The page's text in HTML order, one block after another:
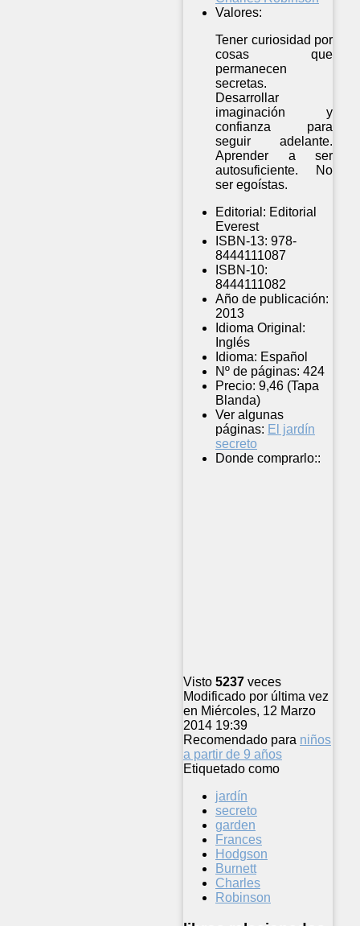
Valores:
Tener curiosidad por
cosas que
permanecen
secretas.
Desarrollar
imaginación y
confianza para
seguir adelante.
Aprender a ser
autosuficiente. No
ser egoístas.
Editorial: Editorial
Everest
ISBN-13: 978-
8444111087
ISBN-10:
8444111082
Año de publicación:
2013
Idioma Original:
Inglés
Idioma: Español
Nº de páginas: 424
Precio: 9,46 (Tapa
Blanda)
Ver algunas
páginas: El jardín
secreto
Donde comprarlo::
Visto 5237 veces
Modificado por última vez
en Miércoles, 12 Marzo
2014 19:39
Recomendado para niños
a partir de 9 años
Etiquetado como
jardín
secreto
garden
Frances
Hodgson
Burnett
Charles
Robinson